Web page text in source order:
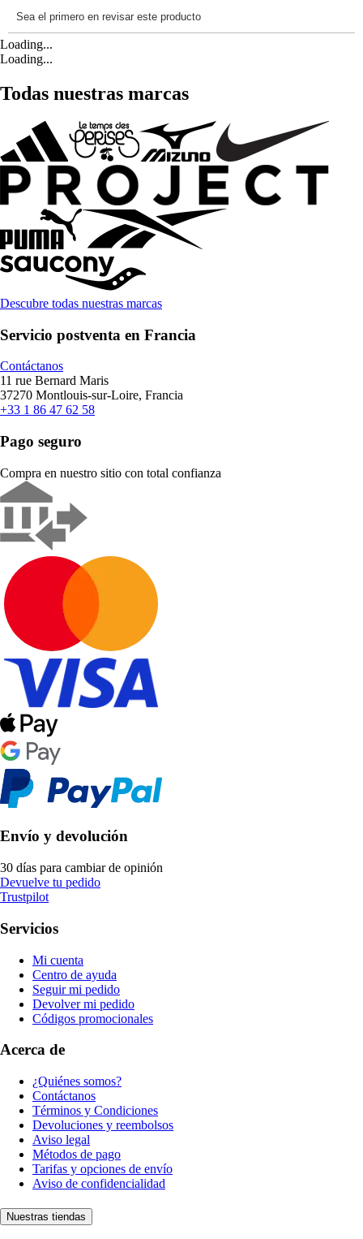
Loading...
Loading...
Todas nuestras marcas
Descubre todas nuestras marcas
Servicio postventa en Francia
Contáctanos
11 rue Bernard Maris
37270 Montlouis-sur-Loire, Francia
+33 1 86 47 62 58
Pago seguro
Compra en nuestro sitio con total confianza
Envío y devolución
30 días para cambiar de opinión
Devuelve tu pedido
Trustpilot
Servicios
Mi cuenta
Centro de ayuda
Seguir mi pedido
Devolver mi pedido
Códigos promocionales
Acerca de
¿Quiénes somos?
Contáctanos
Términos y Condiciones
Devoluciones y reembolsos
Aviso legal
Métodos de pago
Tarifas y opciones de envío
Aviso de confidencialidad
Nuestras tiendas